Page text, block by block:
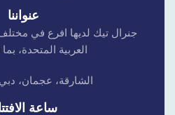
عنواننا
جنرال تيك لديها افرع في مختلف
العربية المتحدة،
الشارقة، عجمان،
ساعة